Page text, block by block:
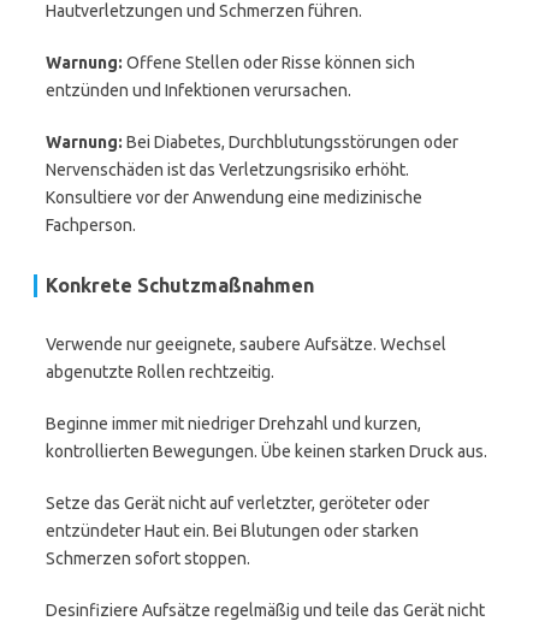
Hautverletzungen und Schmerzen führen.
Warnung: Offene Stellen oder Risse können sich
entzünden und Infektionen verursachen.
Warnung: Bei Diabetes, Durchblutungsstörungen oder
Nervenschäden ist das Verletzungsrisiko erhöht.
Konsultiere vor der Anwendung eine medizinische
Fachperson.
Konkrete Schutzmaßnahmen
Verwende nur geeignete, saubere Aufsätze. Wechsel
abgenutzte Rollen rechtzeitig.
Beginne immer mit niedriger Drehzahl und kurzen,
kontrollierten Bewegungen. Übe keinen starken Druck aus.
Setze das Gerät nicht auf verletzter, geröteter oder
entzündeter Haut ein. Bei Blutungen oder starken
Schmerzen sofort stoppen.
Desinfiziere Aufsätze regelmäßig und teile das Gerät nicht